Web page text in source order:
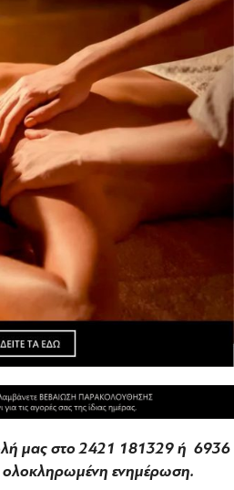
μας στο 2421 181329 ή 6936
ολοκληρωμένη ενημέρωση.